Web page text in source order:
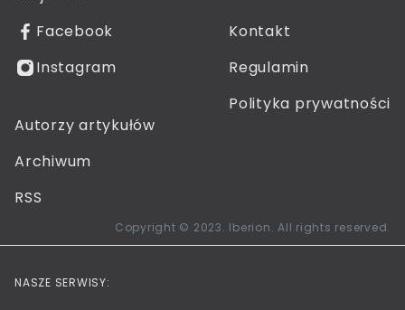
Facebook
Instagram
Kontakt
Regulamin
Polityka prywatności
Autorzy artykułów
Archiwum
RSS
Copyright © 2023. Iberion. All rights reserved.
NASZE SERWISY: